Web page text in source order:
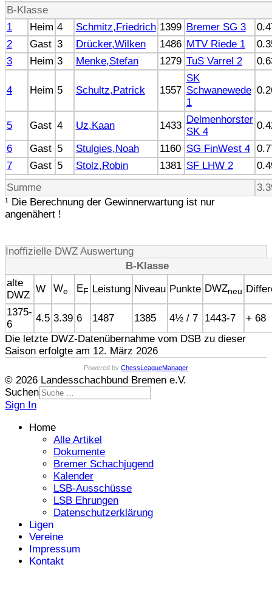
B-Klasse
1
Heim 4 Schmitz,Friedrich 1399 Bremer SG 3
2
Gast 3 Drücker,Wilken 1486 MTV Riede 1
3
Heim 3 Menke,Stefan 1279 TuS Varrel 2
4 Heim 5 Schultz,Patrick 1557
SK
Schwanewede
1
5 Gast 4 Uz,Kaan 1433
Delmenhorster
SK 4
6
Gast 5 Stulgies,Noah 1160 SG FinWest 4
7
Gast 5 Stolz,Robin 1381 SF LHW 2
Summe
¹ Die Berechnung der Gewinnerwartung ist nur
angenähert !
Inoffizielle DWZ Auswertung
B-Klasse
alte
DWZ
W We EF Leistung Niveau Punkte DWZneu
1375-
6
4.5 3.39 6 1487 1385 4½ / 7 1443-7
+ 68
Die letzte DWZ-Datenübernahme vom DSB zu dieser
Saison erfolgte am 12. März 2026
Powered by ChessLeagueManager
© 2026 Landesschachbund Bremen e.V.
Suchen
Sign In
Home
Alle Artikel
Dokumente
Bremer Schachjugend
Kalender
LSB-Ausschüsse
LSB Ehrungen
Datenschutzerklärung
Ligen
Vereine
Impressum
Kontakt